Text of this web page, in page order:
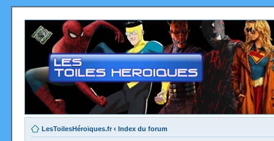
LesToilesHéroïques.fr ‹ Index du forum